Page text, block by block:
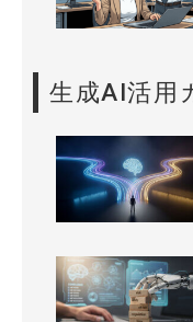
生成AI活用